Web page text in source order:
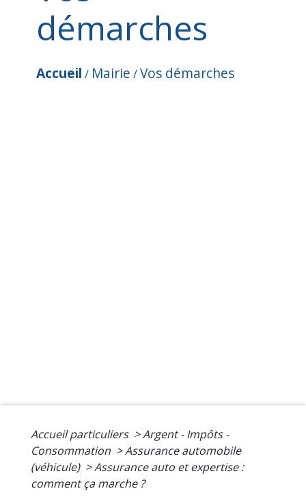
démarches
Accueil / Mairie /Vos démarches
Accueil particuliers >Argent - Impôts -
Consommation >Assurance automobile
(véhicule) >Assurance auto et expertise :
comment ça marche ?